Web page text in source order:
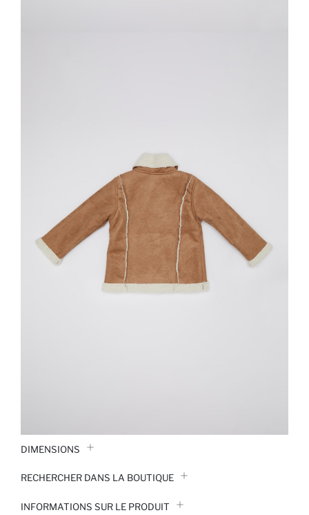
DIMENSIONS
RECHERCHER DANS LA BOUTIQUE
INFORMATIONS SUR LE PRODUIT